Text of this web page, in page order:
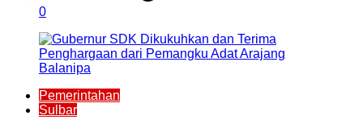
0
Pemerintahan
Sulbar